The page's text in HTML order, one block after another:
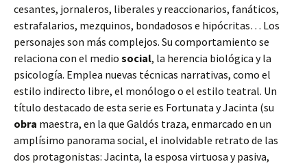
cesantes, jornaleros, liberales y reaccionarios, fanáticos,
estrafalarios, mezquinos, bondadosos e hipócritas… Los
personajes son más complejos. Su comportamiento se
relaciona con el medio social, la herencia biológica y la
psicología. Emplea nuevas técnicas narrativas, como el
estilo indirecto libre, el monólogo o el estilo teatral. Un
título destacado de esta serie es Fortunata y Jacinta (su
obra maestra, en la que Galdós traza, enmarcado en un
amplísimo panorama social, el inolvidable retrato de las
dos protagonistas: Jacinta, la esposa virtuosa y pasiva,